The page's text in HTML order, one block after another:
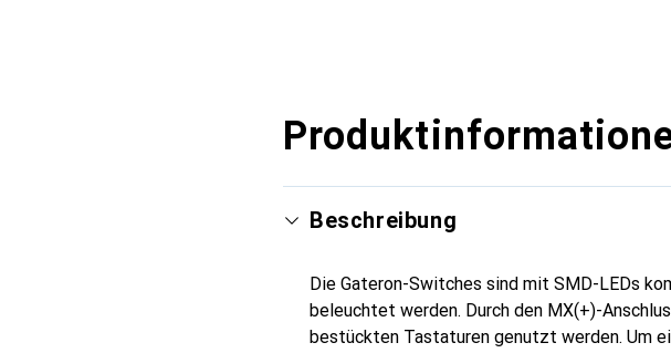
Beschreibung
Die Gateron-Switches sind mit SMD-LEDs
beleuchtet werden. Durch den MX(+)-
bestückten Tastaturen genutzt werden. Um